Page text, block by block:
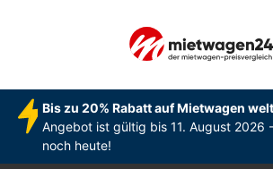
Bis zu 20% Rabatt auf Mietwagen
Angebot ist gültig bis 11. August 2026
noch heute!